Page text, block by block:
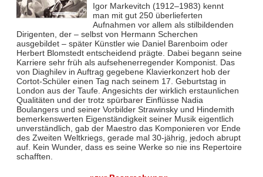
Igor Markevitch (1912–1983) kennt
man mit gut 250 überlieferten
Aufnahmen vor allem als stilbildenden
Dirigenten, der – selbst von Hermann Scherchen
ausgebildet – später Künstler wie Daniel Barenboim oder
Herbert Blomstedt entscheidend prägte. Dabei begann seine
Karriere sehr früh als aufsehenerregender Komponist. Das
von Diaghilev in Auftrag gegebene Klavierkonzert hob der
Cortot-Schüler einen Tag nach seinem 17. Geburtstag in
London aus der Taufe. Angesichts der wirklich erstaunlichen
Qualitäten und der trotz spürbarer Einflüsse Nadia
Boulangers und seiner Vorbilder Strawinsky und Hindemith
bemerkenswerten Eigenständigkeit seiner Musik eigentlich
unverständlich, gab der Maestro das Komponieren vor Ende
des Zweiten Weltkriegs, gerade mal 30-jährig, jedoch abrupt
auf. Kein Wunder, dass es seine Werke so nie ins Repertoire
schafften.